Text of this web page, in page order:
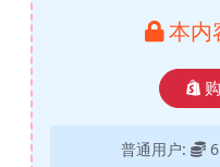
本内
普通用户: